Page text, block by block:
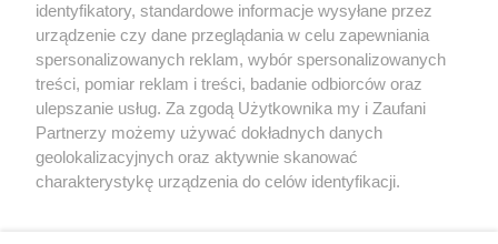
identyfikatory, standardowe informacje wysyłane przez
urządzenie czy dane przeglądania w celu zapewniania
spersonalizowanych reklam, wybór spersonalizowanych
treści, pomiar reklam i treści, badanie odbiorców oraz
ulepszanie usług. Za zgodą Użytkownika my i Zaufani
Partnerzy możemy używać dokładnych danych
geolokalizacyjnych oraz aktywnie skanować
charakterystykę urządzenia do celów identyfikacji.